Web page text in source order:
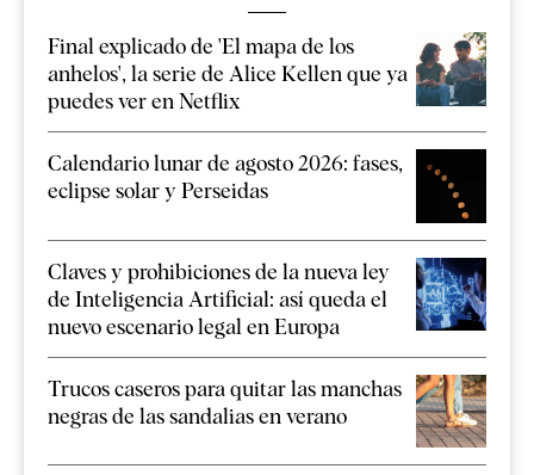
Final explicado de 'El mapa de los
anhelos', la serie de Alice Kellen que ya
puedes ver en Netflix
Calendario lunar de agosto 2026: fases,
eclipse solar y Perseidas
Claves y prohibiciones de la nueva ley
de Inteligencia Artificial: así queda el
nuevo escenario legal en Europa
Trucos caseros para quitar las manchas
negras de las sandalias en verano